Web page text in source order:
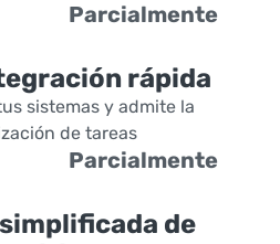
Parcialmente
rápida
sistemas y admite la
de tareas
Parcialmente
de